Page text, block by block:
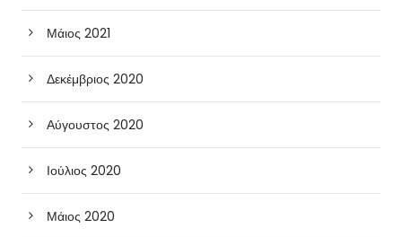
Μάιος 2021
Δεκέμβριος 2020
Αύγουστος 2020
Ιούλιος 2020
Μάιος 2020